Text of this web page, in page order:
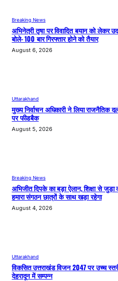
Breaking News
अभिनेत्री तृषा पर विवादित बयान को लेकर
बोले- 100 बार गिरफ्तार होने को तैयार
August 6, 2026
Uttarakhand
मुख्य निर्वाचन अधिकारी ने लिया
पर फीडबैक
August 5, 2026
Breaking News
अभिजीत दिपके का बड़ा ऐलान, शिक्षा से जुड़ा
हमारा संगठन छात्रों के साथ खड़ा रहेगा
August 4, 2026
Uttarakhand
विकसित उत्तराखंड विजन 2047 पर उच्च
देहरादून में सम्पन्न